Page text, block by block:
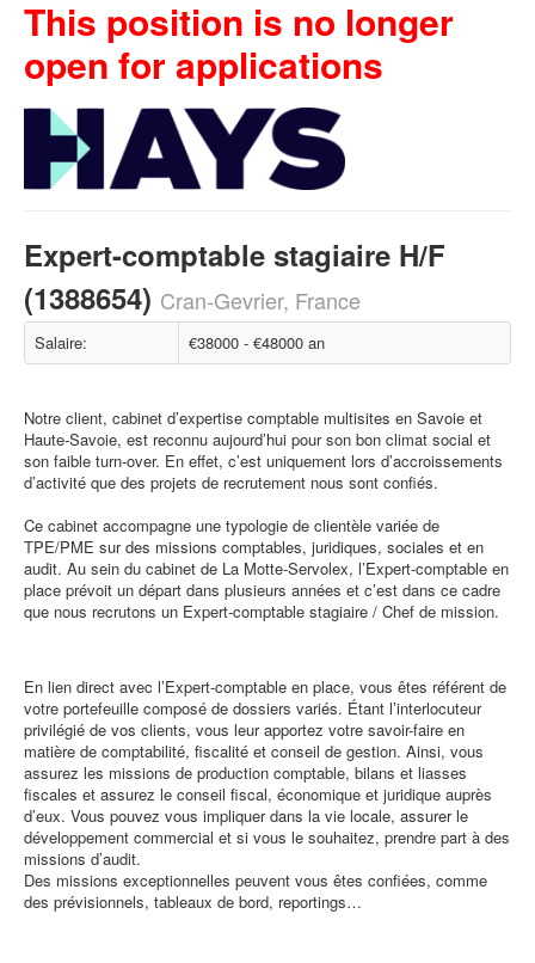
This position is no longer
open for applications
Expert-comptable stagiaire H/F
(1388654) Cran-Gevrier, France
Salaire: €38000 - €48000 an
Notre client, cabinet d’expertise comptable multisites en Savoie et
Haute-Savoie, est reconnu aujourd’hui pour son bon climat social et
son faible turn-over. En effet, c’est uniquement lors d’accroissements
d’activité que des projets de recrutement nous sont confiés.
Ce cabinet accompagne une typologie de clientèle variée de
TPE/PME sur des missions comptables, juridiques, sociales et en
audit. Au sein du cabinet de La Motte-Servolex, l’Expert-comptable en
place prévoit un départ dans plusieurs années et c’est dans ce cadre
que nous recrutons un Expert-comptable stagiaire / Chef de mission.
En lien direct avec l’Expert-comptable en place, vous êtes référent de
votre portefeuille composé de dossiers variés. Étant l’interlocuteur
privilégié de vos clients, vous leur apportez votre savoir-faire en
matière de comptabilité, fiscalité et conseil de gestion. Ainsi, vous
assurez les missions de production comptable, bilans et liasses
fiscales et assurez le conseil fiscal, économique et juridique auprès
d’eux. Vous pouvez vous impliquer dans la vie locale, assurer le
développement commercial et si vous le souhaitez, prendre part à des
missions d’audit.
Des missions exceptionnelles peuvent vous êtes confiées, comme
des prévisionnels, tableaux de bord, reportings…